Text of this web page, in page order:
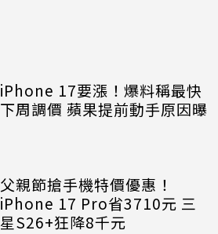
iPhone 17要漲！爆料稱最快
下周調價 蘋果提前動手原因曝
父親節搶手機特價優惠！
iPhone 17 Pro省3710元 三
星S26+狂降8千元